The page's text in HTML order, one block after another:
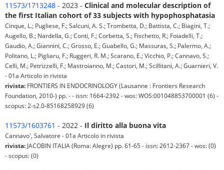
11573/1713248 - 2023 - Clinical and molecular description of
the first Italian cohort of 33 subjects with hypophosphatasia
Cinque, L.; Pugliese, F.; Salcuni, A. S.; Trombetta, D.; Battista, C.; Biagini, T.;
Augello, B.; Nardella, G.; Conti, F.; Corbetta, S.; Fischetto, R.; Foiadelli, T.;
Gaudio, A.; Giannini, C.; Grosso, E.; Guabello, G.; Massuras, S.; Palermo, A.;
Politano, L.; Pigliaru, F.; Ruggeri, R. M.; Scarano, E.; Vicchio, P.; Cannavo, S.;
Celli, M.; Petrizzelli, F.; Mastroianno, M.; Castori, M.; Scillitani, A.; Guarnieri, V.
- 01a Articolo in rivista
rivista: FRONTIERS IN ENDOCRINOLOGY (Lausanne : Frontiers Research
Foundation, 2010-) pp. - - issn: 1664-2392 - wos: WOS:001048853700001 (6) -
scopus: 2-s2.0-85168258929 (6)
11573/1603761 - 2022 - Il diritto alla buona vita
Cannavo', Salvatore - 01a Articolo in rivista
rivista: JACOBIN ITALIA (Roma: Alegre) pp. 61-65 - issn: 2612-2367 - wos: (0)
- scopus: (0)